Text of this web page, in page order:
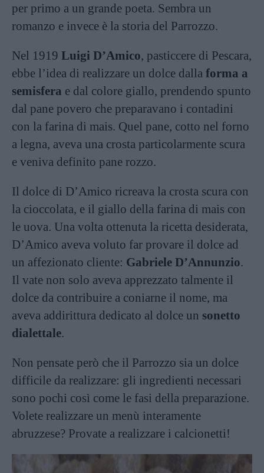
per primo a un grande poeta. Sembra un
romanzo e invece è la storia del Parrozzo.
Nel 1919 Luigi D’Amico, pasticcere di Pescara,
ebbe l’idea di realizzare un dolce dalla forma a
semisfera e dal colore giallo, prendendo spunto
dal pane povero che preparavano i contadini
con la farina di mais. Quel pane, cotto nel forno
a legna, aveva una crosta particolarmente scura
e veniva definito pane rozzo.
Il dolce di D’Amico ricreava la crosta scura con
la cioccolata, e il giallo della farina di mais con
le uova. Una volta ottenuta la ricetta desiderata,
D’Amico aveva voluto far provare il dolce ad
un affezionato cliente: Gabriele D’Annunzio.
Il vate non solo aveva apprezzato talmente il
dolce da contribuire a coniarne il nome, ma
aveva addirittura dedicato al dolce un sonetto
dialettale.
Non pensate però che il Parrozzo sia un dolce
difficile da realizzare: gli ingredienti necessari
sono pochi così come le fasi della preparazione.
Volete realizzare un menù interamente
abruzzese? Provate a realizzare i calcionetti!